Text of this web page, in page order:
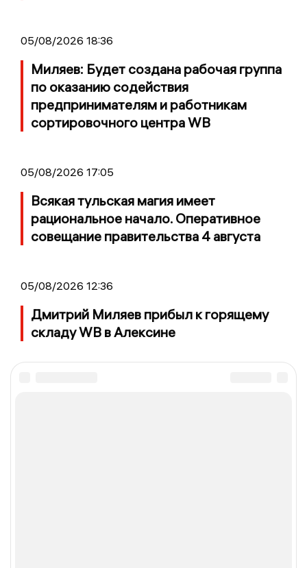
05/08/2026 18:36
Миляев: Будет создана рабочая группа
по оказанию содействия
предпринимателям и работникам
сортировочного центра WB
05/08/2026 17:05
Всякая тульская магия имеет
рациональное начало. Оперативное
совещание правительства 4 августа
05/08/2026 12:36
Дмитрий Миляев прибыл к горящему
складу WB в Алексине